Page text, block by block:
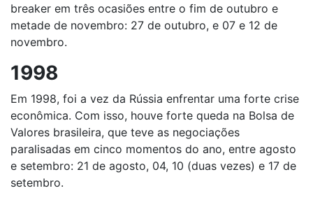
breaker em três ocasiões entre o fim de outubro e
metade de novembro: 27 de outubro, e 07 e 12 de
novembro.
1998
Em 1998, foi a vez da Rússia enfrentar uma forte crise
econômica. Com isso, houve forte queda na Bolsa de
Valores brasileira, que teve as negociações
paralisadas em cinco momentos do ano, entre agosto
e setembro: 21 de agosto, 04, 10 (duas vezes) e 17 de
setembro.